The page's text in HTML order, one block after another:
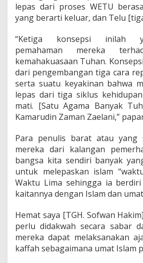
lepas dari proses WETU
yang berarti keluar, dan Telu
“Ketiga konsepsi inilah
pemahaman mereka
kemahakuasaan Tuhan.
dari pengembangan tiga cara
serta suatu keyakinan bahwa
lepas dari tiga siklus
mati. [Satu Agama Banyak
Kamarudin Zaman Zaelani,”
Para penulis barat atau yang
mereka dari kalangan
bangsa kita sendiri banyak
untuk melepaskan islam
Waktu Lima sehingga ia
kaitannya dengan Islam dan
Hemat saya [TGH. Sofwan
perlu didakwah secara sabar
mereka dapat melaksanakan
kaffah sebagaimana umat Islam